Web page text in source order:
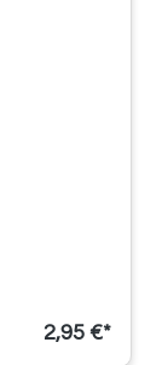
2,95 €*